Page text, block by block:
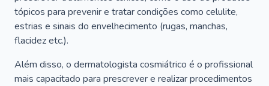
tópicos para prevenir e tratar condições como celulite,
estrias e sinais do envelhecimento (rugas, manchas,
flacidez etc.).
Além disso, o dermatologista cosmiátrico é o profissional
mais capacitado para prescrever e realizar procedimentos